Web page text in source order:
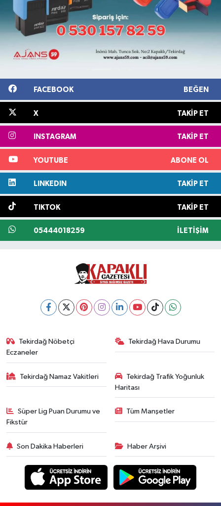
FACEBOOK BEĞEN
X TAKIP ET
INSTAGRAM TAKIP ET
YOUTUBE ABONE OL
LINKEDIN TAKIP ET
TIKTOK TAKIP ET
05444018259 İLETIŞIM
Tekirdağ Nöbetçi
Eczaneler
Tekirdağ Hava Durumu
Tekirdağ Namaz Vakitleri
Tekirdağ Trafik Yoğunluk
Haritası
Süper Lig Puan Durumu ve
Fikstür
Tüm Manşetler
Son Dakika Haberleri Haber Arşivi